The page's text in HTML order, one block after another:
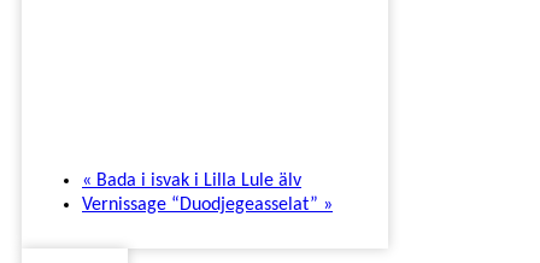
« Bada i isvak i Lilla Lule älv
Vernissage “Duodjegeasselat” »